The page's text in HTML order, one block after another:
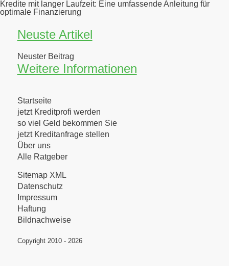
Kredite mit langer Laufzeit: Eine umfassende Anleitung für
optimale Finanzierung
Neuste Artikel
Neuster Beitrag
Weitere Informationen
Startseite
jetzt Kreditprofi werden
so viel Geld bekommen Sie
jetzt Kreditanfrage stellen
Über uns
Alle Ratgeber
Sitemap XML
Datenschutz
Impressum
Haftung
Bildnachweise
Copyright 2010 - 2026